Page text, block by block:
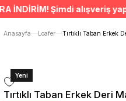
ÜCRETSİZ
Anasayfa
Loafer Tırtıklı Taban Erkek
Yeni
Tırtıklı Taban Erkek Deri
Şimdi alışveriş